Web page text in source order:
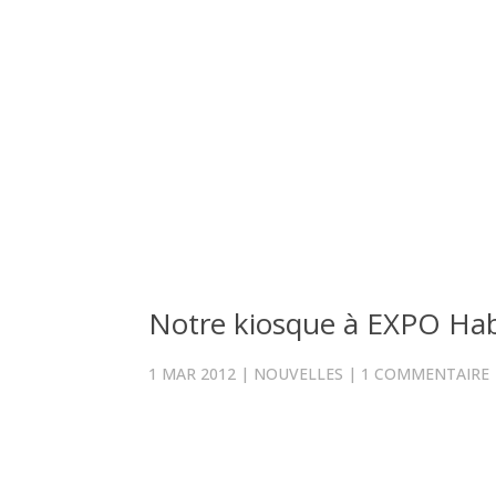
Notre kiosque à EXPO
1 MAR 2012 | NOUVELLES | 1 COMMENTAIRE